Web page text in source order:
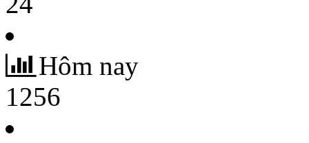
Hôm nay
1256